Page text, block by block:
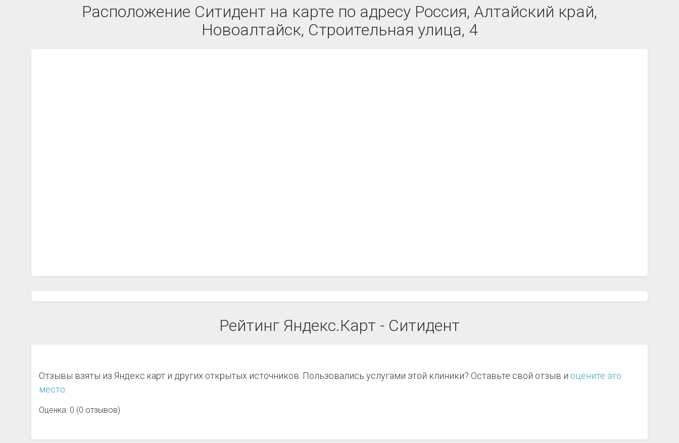
Расположение Ситидент на карте по адресу Россия, Алтайский край,
Новоалтайск, Строительная улица, 4
Рейтинг Яндекс.Карт - Ситидент
Отзывы взяты из Яндекс.карт и других открытых источников. Пользовались услугами этой клиники? Оставьте свой отзыв и оцените это
место:
Оценка: 0 (0 отзывов)